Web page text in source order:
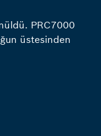
PRC7000
üstesinden